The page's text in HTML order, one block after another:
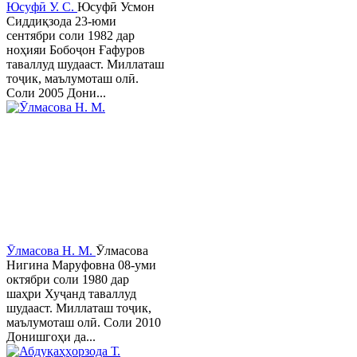
Юсуфӣ У. C. Юсуфӣ Усмон
Сиддиқзода 23-юми
сентябри соли 1982 дар
ноҳияи Бобоҷон Ғафуров
таваллуд шудааст. Миллаташ
тоҷик, маълумоташ олӣ.
Соли 2005 Дони...
Ӯлмасова Н. М. Ӯлмасова
Нигина Маруфовна 08-уми
октябри соли 1980 дар
шаҳри Хуҷанд таваллуд
шудааст. Миллаташ тоҷик,
маълумоташ олӣ. Соли 2010
Донишгоҳи да...